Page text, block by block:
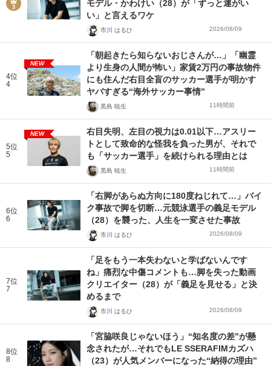
モデル・かわけい（28）が「ずっと運がい
い」と言えるワケ
市川 はるひ 2026/08/09
4位
4
NEW
「朝起きたら知らないおじさんが…」「幽霊
より生身の人間が怖い」家賃2万円の事故物件
にも住んだ右目全盲のサッカー選手が明かす
ヤバすぎる“海外サッカー事情”
黒島 暁生 11時間前
5位
5
NEW
右目失明、左目の視力は0.01以下…アスリー
トとして致命的な怪我を負った男が、それで
も「サッカー選手」を続けられる理由とは
黒島 暁生 11時間前
6位
6
「右脚があらぬ方向に180度ねじれて…」バイ
ク事故で脚を切断…元競泳選手の義足モデル
（28）を襲った、人生を一変させた事故
市川 はるひ 2026/08/09
7位
7
「足をもう一本失わないと学ばないんです
ね」痛烈な中傷コメントも…脚を失った動画
クリエイター（28）が「義足を見せる」と決
めるまで
市川 はるひ 2026/08/09
8位
8
「宮脇咲良じゃないほう」“知名度の差”が懸
念されたが…それでもLE SSERAFIMカズハ
（23）が人気メンバーになった“納得の理由”